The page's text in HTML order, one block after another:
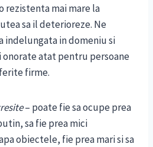
rezistenta mai mare la
sa il deterioreze. Ne
indelungata in domeniu si
onorate atat pentru persoane
firme.
– poate fie sa ocupe prea
sa fie prea mici
obiectele, fie prea mari si sa